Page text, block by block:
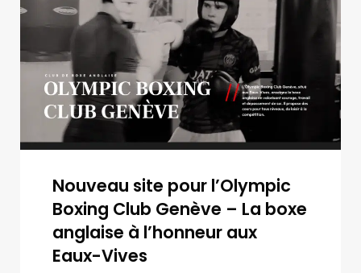
Nouveau site pour l’Olympic
Boxing Club Genève – La boxe
anglaise à l’honneur aux
Eaux-Vives